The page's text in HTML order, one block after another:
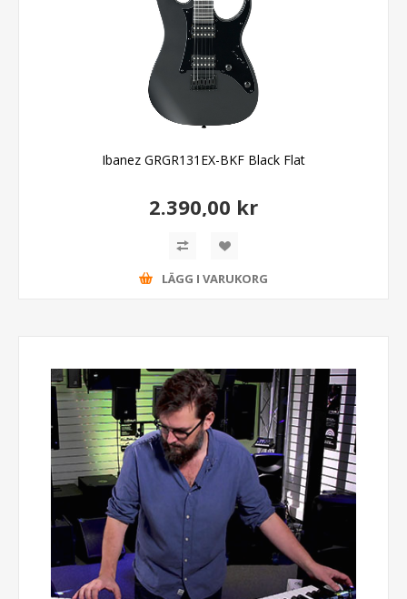
Ibanez GRGR131EX-BKF Black Flat
2.390,00 kr
LÄGG I VARUKORG